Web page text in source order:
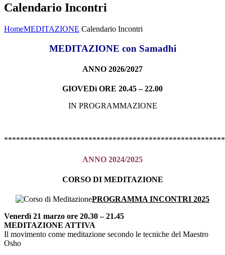
Calendario Incontri
HomeMEDITAZIONE Calendario Incontri
MEDITAZIONE con Samadhi
ANNO 2026/2027
GIOVEDì ORE 20.45 – 22.00
IN PROGRAMMAZIONE
ANNO 2024/2025
CORSO DI MEDITAZIONE
PROGRAMMA INCONTRI 2025
Venerdì 21 marzo ore 20.30 – 21.45
MEDITAZIONE ATTIVA
Il movimento come meditazione secondo le tecniche del Maestro
Osho